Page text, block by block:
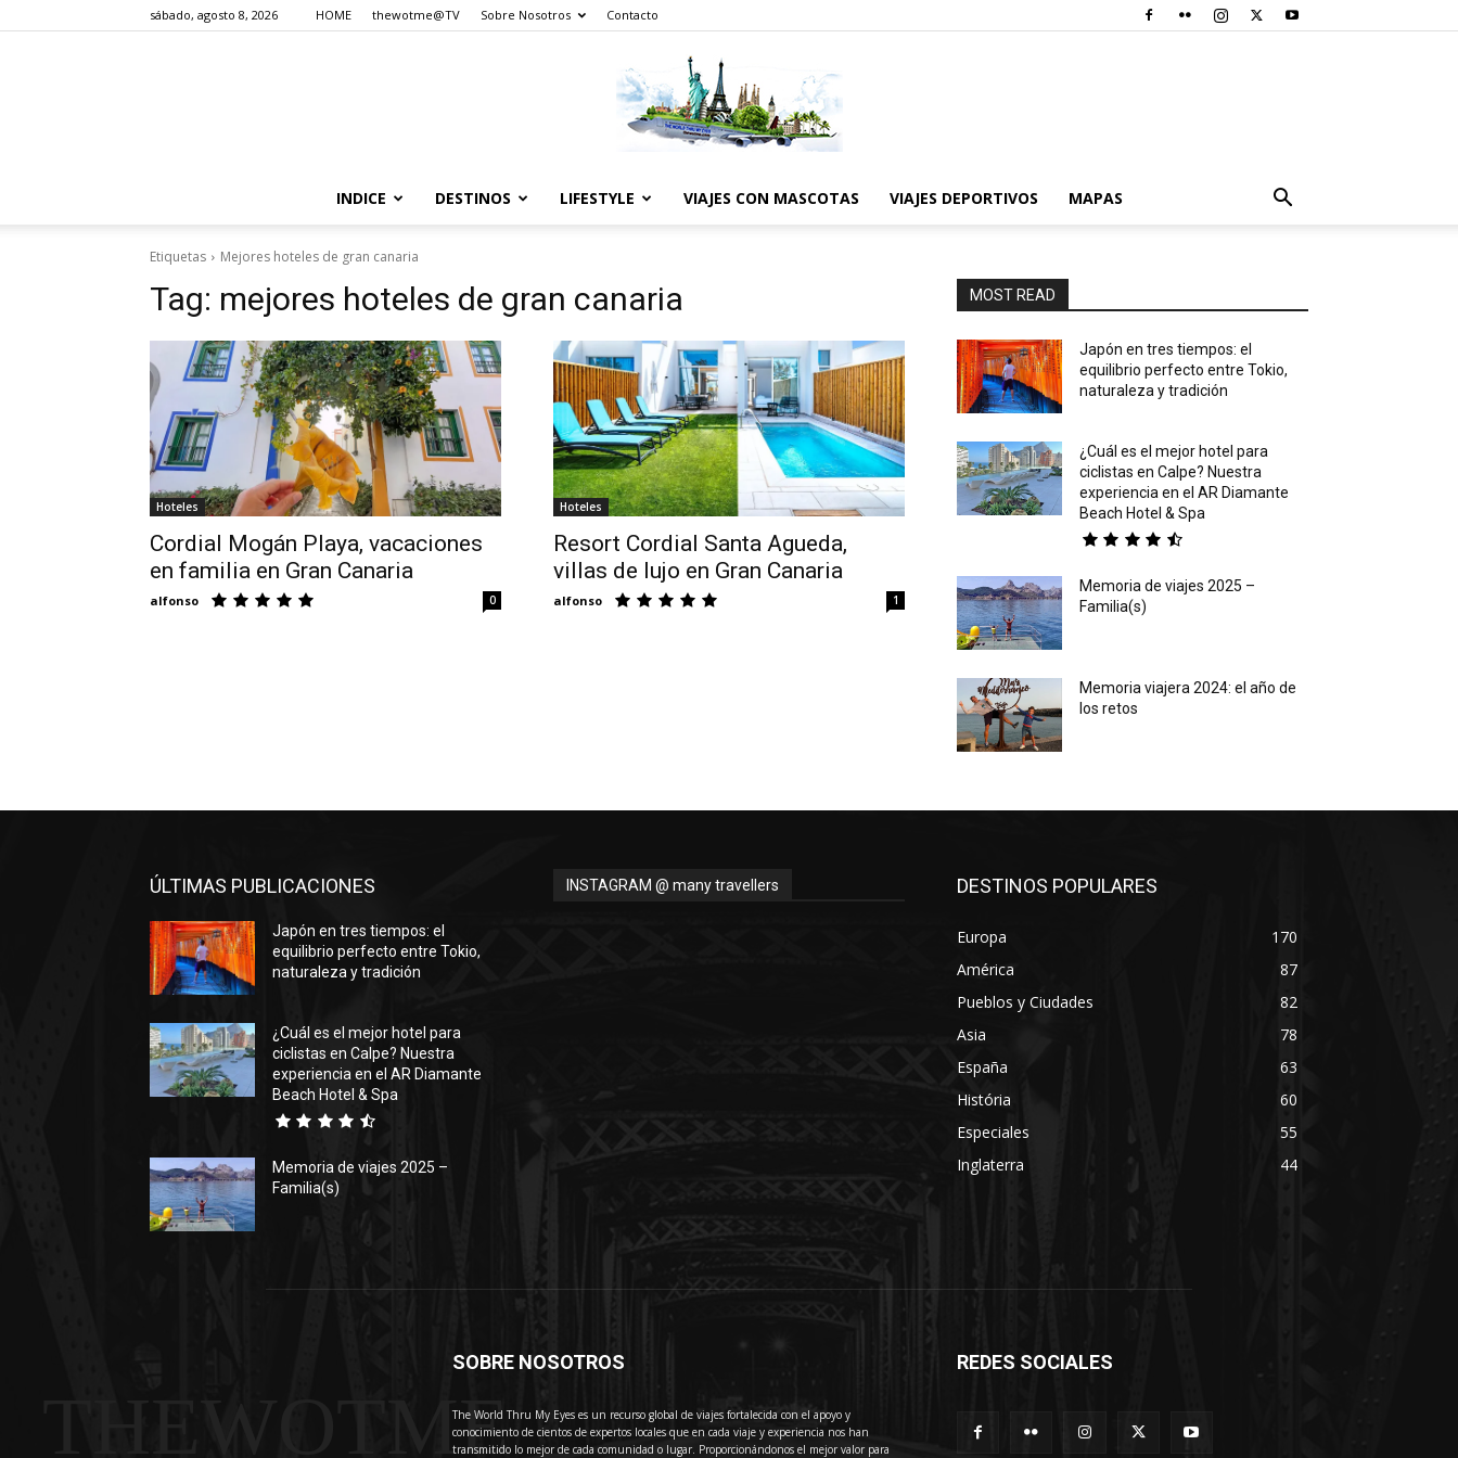
sábado, agosto 8, 2026 HOME thewotme@TV Sobre Nosotros Contacto
World
Thru
INDICE DESTINOS LIFESTYLE VIAJES CON MASCOTAS VIAJES DEPORTIVOS MAPAS
Etiquetas Mejores hoteles de gran canaria
Tag: mejores hoteles de gran canaria
Hoteles
Cordial Mogán Playa, vacaciones
en familia en Gran Canaria
alfonso 0
Hoteles
Resort Cordial Santa Agueda,
villas de lujo en Gran Canaria
alfonso 1
MOST READ
Japón en tres tiempos: el
equilibrio perfecto entre Tokio,
naturaleza y tradición
¿Cuál es el mejor hotel para
ciclistas en Calpe? Nuestra
experiencia en el AR Diamante
Beach Hotel & Spa
Memoria de viajes 2025 –
Familia(s)
Memoria viajera 2024: el año de
los retos
ÚLTIMAS PUBLICACIONES
Japón en tres tiempos: el
equilibrio perfecto entre Tokio,
naturaleza y tradición
¿Cuál es el mejor hotel para
ciclistas en Calpe? Nuestra
experiencia en el AR Diamante
Beach Hotel & Spa
Memoria de viajes 2025 –
Familia(s)
INSTAGRAM @ many travellers DESTINOS POPULARES
Europa
170
América
87
Pueblos y Ciudades
82
Asia
78
España
63
História
60
Especiales
55
Inglaterra
44
THEWOTME
SOBRE NOSOTROS
The World Thru My Eyes es un recurso global de viajes fortalecida con el apoyo y
conocimiento de cientos de expertos locales que en cada viaje y experiencia nos han
transmitido lo mejor de cada comunidad o lugar. Proporcionándonos el mejor valor para
REDES SOCIALES